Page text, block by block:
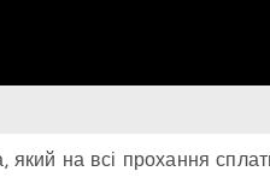
на всі прохання